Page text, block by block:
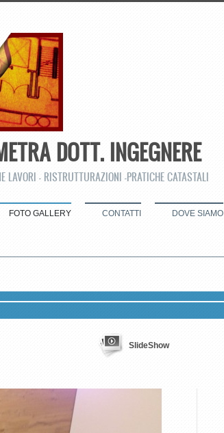
DOTT. INGEGNERE
LAVORI - RISTRUTTURAZIONI -PRATICHE CATASTALI
FOTO GALLERY CONTATTI DOVE SIAMO
SlideShow